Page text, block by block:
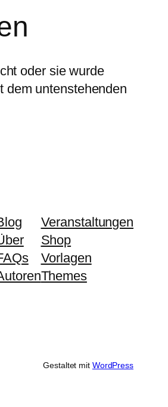
oder sie wurde
dem untenstehenden
Veranstaltungen
Shop
Vorlagen
Themes
Gestaltet mit WordPress